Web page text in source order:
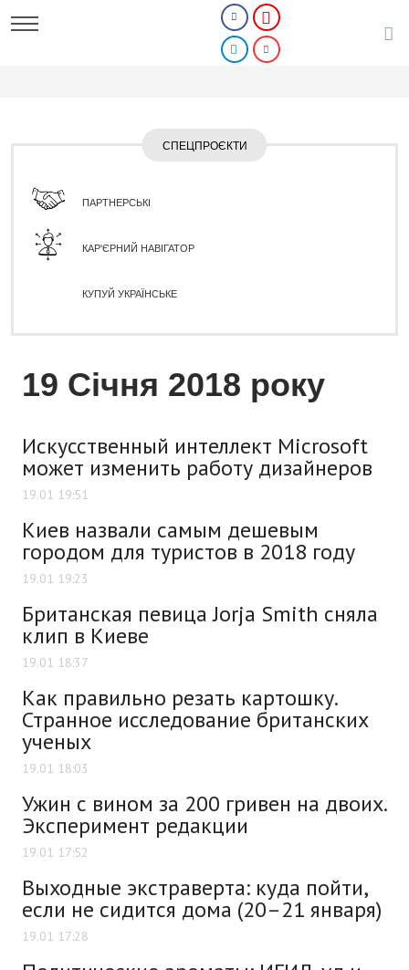
СПЕЦПРОЄКТИ
ПАРТНЕРСЬКІ
КАР'ЄРНИЙ НАВІГАТОР
КУПУЙ УКРАЇНСЬКЕ
19 Січня 2018 року
Искусственный интеллект Microsoft
может изменить работу дизайнеров
19.01 19:51
Киев назвали самым дешевым
городом для туристов в 2018 году
19.01 19:23
Британская певица Jorja Smith сняла
клип в Киеве
19.01 18:37
Как правильно резать картошку.
Странное исследование британских
ученых
19.01 18:03
Ужин с вином за 200 гривен на двоих.
Эксперимент редакции
19.01 17:52
Выходные экстраверта: куда пойти,
если не сидится дома (20–21 января)
19.01 17:28